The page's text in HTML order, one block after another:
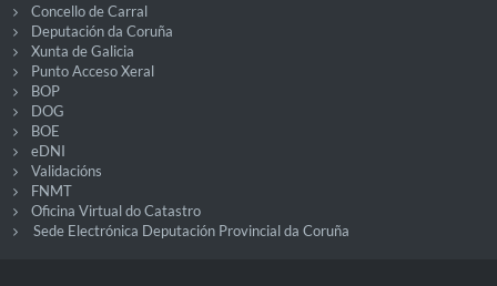
Concello de Carral
Deputación da Coruña
Xunta de Galicia
Punto Acceso Xeral
BOP
DOG
BOE
eDNI
Validacións
FNMT
Oficina Virtual do Catastro
Sede Electrónica Deputación Provincial da Coruña